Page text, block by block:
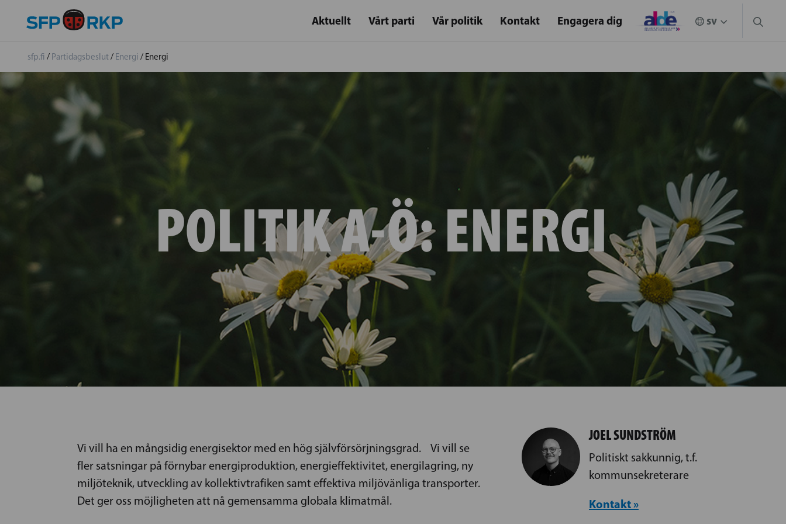
Aktuellt Vårt parti Vår politik Kontakt Engagera dig
sfp.fi / Partidagsbeslut/ Energi / Energi
POLITIK A-Ö:ENERGI
Vi vill ha en mångsidig energisektor med en hög självförsörjningsgrad. Vi vill se
fler satsningar på förnybar energiproduktion, energieffektivitet, energilagring, ny
miljöteknik, utveckling av kollektivtrafiken samt effektiva miljövänliga transporter.
Det ger oss möjligheten att nå gemensamma globala klimatmål.
JOEL SUNDSTRÖM
Politiskt sakkunnig, t.f.
kommunsekreterare
Kontakt »